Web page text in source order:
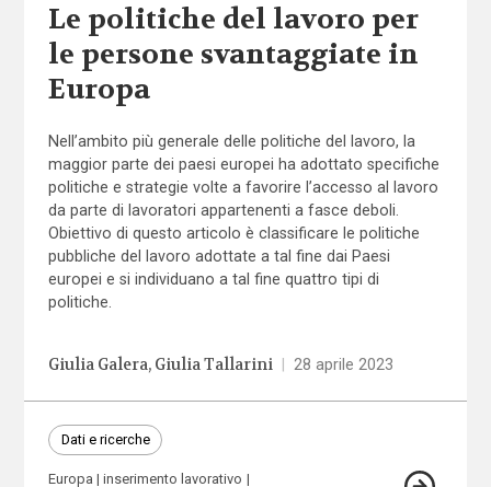
Le politiche del lavoro per
le persone svantaggiate in
Europa
Nell’ambito più generale delle politiche del lavoro, la
maggior parte dei paesi europei ha adottato specifiche
politiche e strategie volte a favorire l’accesso al lavoro
da parte di lavoratori appartenenti a fasce deboli.
Obiettivo di questo articolo è classificare le politiche
pubbliche del lavoro adottate a tal fine dai Paesi
europei e si individuano a tal fine quattro tipi di
politiche.
Giulia Galera Giulia Tallarini 28 aprile 2023
Dati e ricerche
Europa
inserimento lavorativo